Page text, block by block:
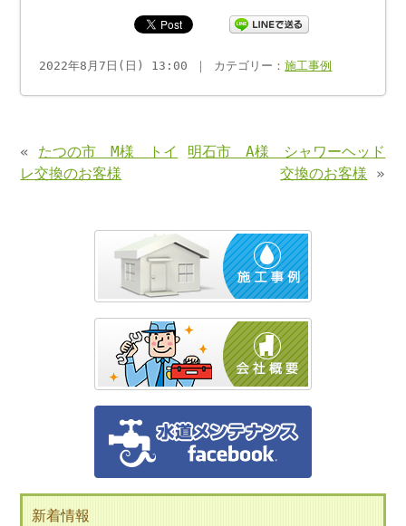
2022年8月7日(日) 13:00 ｜ カテゴリー：施工事例
« たつの市 M様 トイ
レ交換のお客様
明石市 A様 シャワーヘッド
交換のお客様 »
新着情報